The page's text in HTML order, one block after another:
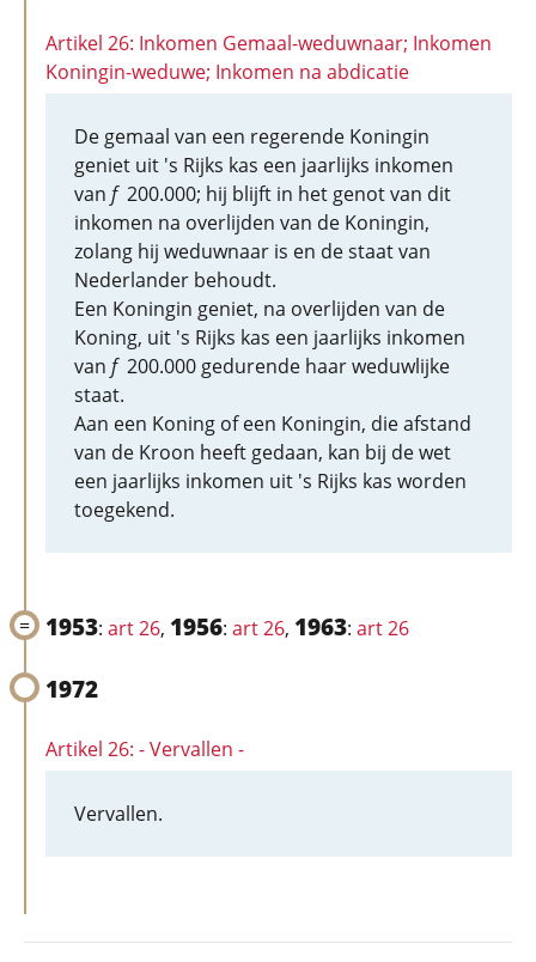
Artikel 26: Inkomen Gemaal-weduwnaar; Inkomen
Koningin-weduwe; Inkomen na abdicatie
De gemaal van een regerende Koningin
geniet uit 's Rijks kas een jaarlijks inkomen
van f200.000; hij blijft in het genot van dit
inkomen na overlijden van de Koningin,
zolang hij weduwnaar is en de staat van
Nederlander behoudt.
Een Koningin geniet, na overlijden van de
Koning, uit 's Rijks kas een jaarlijks inkomen
van f200.000 gedurende haar weduwlijke
staat.
Aan een Koning of een Koningin, die afstand
van de Kroon heeft gedaan, kan bij de wet
een jaarlijks inkomen uit 's Rijks kas worden
toegekend.
1953: art 26, 1956: art 26, 1963: art 26
1972
Artikel 26: - Vervallen -
Vervallen.